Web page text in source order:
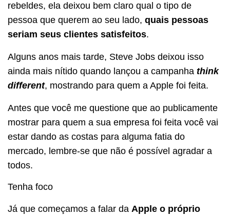
rebeldes, ela deixou bem claro qual o tipo de
pessoa que querem ao seu lado, quais pessoas
seriam seus clientes satisfeitos.
Alguns anos mais tarde, Steve Jobs deixou isso
ainda mais nítido quando lançou a campanha think
different, mostrando para quem a Apple foi feita.
Antes que você me questione que ao publicamente
mostrar para quem a sua empresa foi feita você vai
estar dando as costas para alguma fatia do
mercado, lembre-se que não é possível agradar a
todos.
Tenha foco
Já que começamos a falar da Apple o próprio